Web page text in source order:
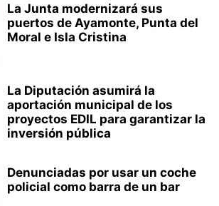
La Junta modernizará sus
puertos de Ayamonte, Punta del
Moral e Isla Cristina
La Diputación asumirá la
aportación municipal de los
proyectos EDIL para garantizar la
inversión pública
Denunciadas por usar un coche
policial como barra de un bar